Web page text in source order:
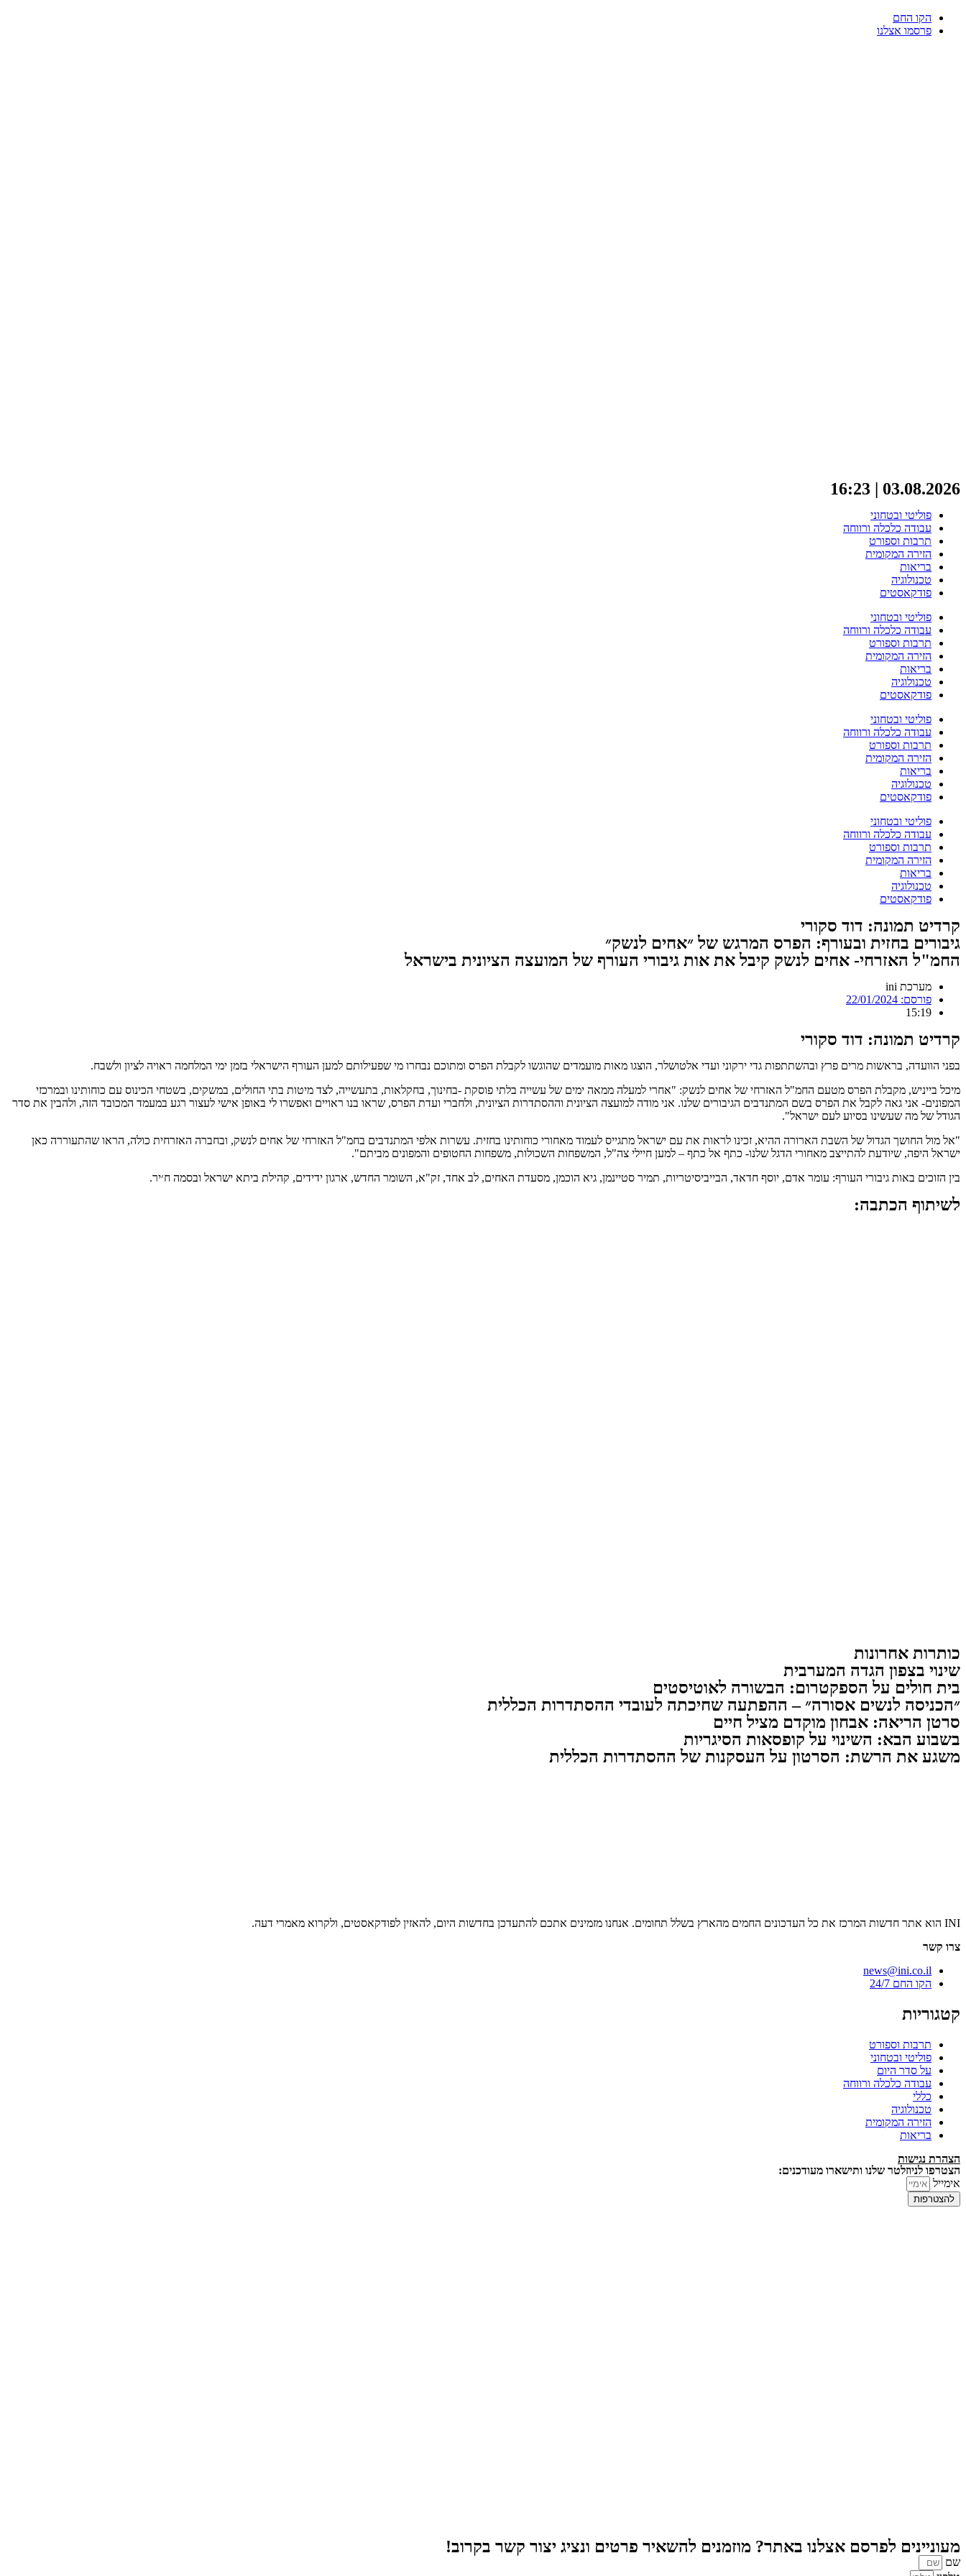
לתוכן
הקו החם
פרסמו אצלנו
03.08.2026 | 16:23
פוליטי ובטחוני
עבודה כלכלה ורווחה
תרבות וספורט
הזירה המקומית
בריאות
טכנולוגיה
פודקאסטים
פוליטי ובטחוני
עבודה כלכלה ורווחה
תרבות וספורט
הזירה המקומית
בריאות
טכנולוגיה
פודקאסטים
פוליטי ובטחוני
עבודה כלכלה ורווחה
תרבות וספורט
הזירה המקומית
בריאות
טכנולוגיה
פודקאסטים
פוליטי ובטחוני
עבודה כלכלה ורווחה
תרבות וספורט
הזירה המקומית
בריאות
טכנולוגיה
פודקאסטים
קרדיט תמונה: דוד סקורי
גיבורים בחזית ובעורף: הפרס המרגש של ״אחים לנשק״
החמ"ל האזרחי- אחים לנשק קיבל את אות גיבורי העורף של המועצה הציונית בישראל
מערכת ini
פורסם:
15:19
קרדיט תמונה: דוד סקורי
בפני הוועדה, בראשות מרים פרץ ובהשתתפות גדי ירקוני ועדי אלטושלר, הוצגו מאות מועמדים שהוגשו לקבלת הפרס ומתוכם נבחרו מי שפעילותם למען העורף הישראלי בזמן ימי המלחמה ראויה לציון ולשבח.
מיכל בייניש, מקבלת הפרס מטעם החמ"ל האזרחי של אחים לנשק: "אחרי למעלה ממאה ימים של עשייה בלתי פוסקת -בחינוך, בחקלאות, בתעשייה, לצד מיטות בתי החולים, במשקים, בשטחי הכינוס עם כוחותינו ובמרכזי
המפונים- אני גאה לקבל את הפרס בשם המתנדבים הגיבורים שלנו. אני מודה למועצה הציונית וההסתדרות הציונית, ולחברי ועדת הפרס, שראו בנו ראויים ואפשרו לי באופן אישי לעצור רגע במעמד המכובד הזה, ולהבין את סדר
הגודל של מה שעשינו בסיוע לעם ישראל".
"אל מול החושך הגדול של השבת הארורה ההיא, זכינו לראות את עם ישראל מתגייס לעמוד מאחורי כוחותינו בחזית. עשרות אלפי המתנדבים בחמ"ל האזרחי של אחים לנשק, ובחברה האזרחית כולה, הראו שהתעוררה כאן
ישראל היפה, שיודעת להתייצב מאחורי הדגל שלנו- כתף אל כתף – למען חיילי צה"ל, המשפחות השכולות, משפחות החטופים והמפונים מביתם".
בין הזוכים באות גיבורי העורף: עומר אדם, יוסף חדאד, הבייביסיטריות, תמיר סטיינמן, גיא הוכמן, מסעדת האחים, לב אחד, זק"א, השומר החדש, ארגון ידידים, קהילת ביתא ישראל ובסמה ח׳יר.
לשיתוף הכתבה:
כותרות אחרונות
שינוי בצפון הגדה המערבית
בית חולים על הספקטרום: הבשורה לאוטיסטים
״הכניסה לנשים אסורה״ – ההפתעה שחיכתה לעובדי ההסתדרות הכללית
סרטן הריאה: אבחון מוקדם מציל חיים
בשבוע הבא: השינוי על קופסאות הסיגריות
משגע את הרשת: הסרטון על העסקנות של ההסתדרות הכללית
INI הוא אתר חדשות המרכז את כל העדכונים החמים מהארץ בשלל תחומים. אנחנו מזמינים אתכם להתעדכן בחדשות היום, להאזין לפודקאסטים, ולקרוא מאמרי דעה.
צרו קשר
news@ini.co.il
הקו החם 24/7
קטגוריות
תרבות וספורט
פוליטי ובטחוני
על סדר היום
עבודה כלכלה ורווחה
כללי
טכנולוגיה
הזירה המקומית
בריאות
הצהרת נגישות
הצטרפו לניוזלטר שלנו ותישארו מעודכנים:
אימייל
להצטרפות
מעוניינים לפרסם אצלנו באתר? מוזמנים להשאיר פרטים ונציג יצור קשר בקרוב!
שם